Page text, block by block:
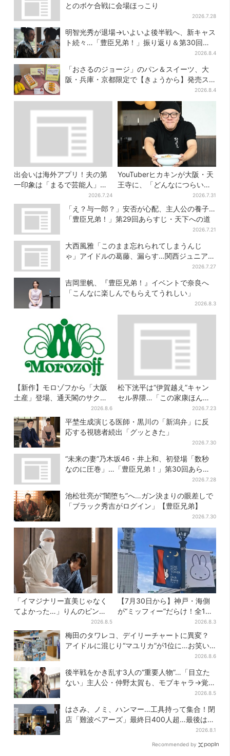
とのボケ合戦に会場ほっこり
2026.7.28
明智光秀が退場→いよいよ後半戦へ、新キャス
ト続々…「豊臣兄弟！」振り返り＆第30回あ
2026.8.4
「おさるのジョージ」のパン＆スイーツ、大
阪・兵庫・京都限定で【きょうから】発売ス
2026.8.4
出会いは海外アプリ！夫の第
一印象は「まるで芸能人」→
送迎・弁当・カジノデートま
で…結婚前に尽くしまくり
2026.7.24
YouTuberヒカキンが大阪・天
王寺に、「どんなにつらい時
でも…」ラーメン愛＆兄セイ
キンとの思い出を語る
2026.7.31
「え？与一郎？」安否が心配、主人公の養子…
「豊臣兄弟！」第29回あらすじ・天下への道
2026.7.21
大西風雅「このまま忘れられてしまうんじ
ゃ」アイドルの葛藤、漏らす…関西ジュニア特
2026.7.27
吉岡里帆、『豊臣兄弟！』イベントで奈良へ
「こんなに楽しんでもらえてうれしい」
2026.8.3
【新作】モロゾフから「大阪
土産」登場、通天閣のサクサ
クスイーツ 6カ所で順次発売
2026.8.6
松下洸平は“伊賀越え”キャン
セル界隈…「この家康ほんと
憎たらしいな」【豊臣兄弟】
2026.7.23
平埜生成演じる医師・黒川の「新潟弁」に反
応する視聴者続出「グッときた」
2026.7.30
“未来の妻”乃木坂46・井上和、初登場「数秒
なのに圧巻」…「豊臣兄弟！」第30回あらす
2026.7.28
池松壮亮が“闇堕ち”へ…ガン決まりの眼差しで
「ブラック秀吉がログイン」【豊臣兄弟】
2026.7.30
「イマジナリー直美じゃなく
てよかった…」りんのピンチ
に駆けつける直美、ベストな
タイミングに視聴者歓喜
2026.8.5
【7月30日から】神戸・海側
が“ミッフィー”だらけ！全16
施設でパン、スイーツ、ナイ
トマーケットも
2026.8.3
梅田のタワレコ、デイリーチャートに異変？
アイドルに混じり“マユリカ”が1位に…お笑い
2026.8.6
後半戦をかき乱す3人の“重要人物”…「目立た
ない」主人公・仲野太賀も、モブキャラ→覚醒
2026.8.5
はさみ、ノミ、ハンマー…工具持って集合！閉
店「難波ベアーズ」最終日400人超…最後は
2026.8.1
Recommended by